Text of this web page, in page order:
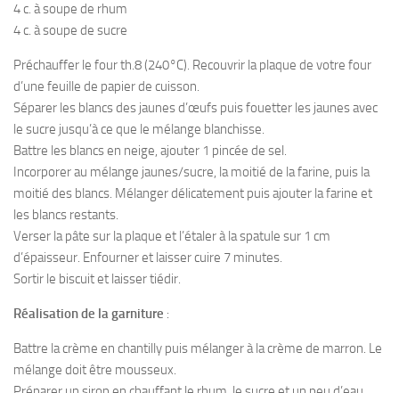
4 c. à soupe de rhum
4 c. à soupe de sucre
Préchauffer le four th.8 (240°C). Recouvrir la plaque de votre four
d’une feuille de papier de cuisson.
Séparer les blancs des jaunes d’œufs puis fouetter les jaunes avec
le sucre jusqu’à ce que le mélange blanchisse.
Battre les blancs en neige, ajouter 1 pincée de sel.
Incorporer au mélange jaunes/sucre, la moitié de la farine, puis la
moitié des blancs. Mélanger délicatement puis ajouter la farine et
les blancs restants.
Verser la pâte sur la plaque et l’étaler à la spatule sur 1 cm
d’épaisseur. Enfourner et laisser cuire 7 minutes.
Sortir le biscuit et laisser tiédir.
Réalisation de la garniture :
Battre la crème en chantilly puis mélanger à la crème de marron. Le
mélange doit être mousseux.